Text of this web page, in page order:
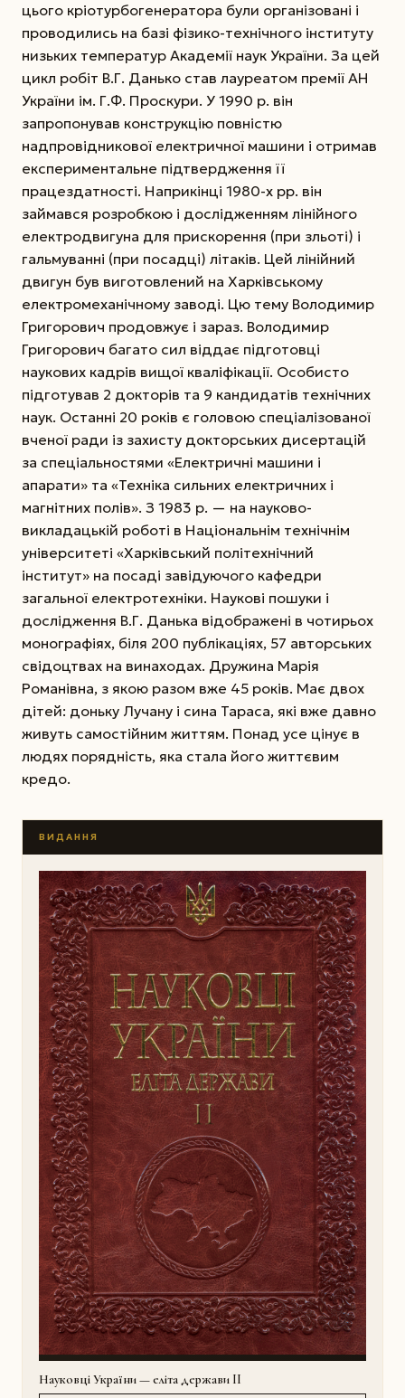
цього кріотурбогенератора були організовані і
проводились на базі фізико-технічного інституту
низьких температур Академії наук України. За цей
цикл робіт В.Г. Данько став лауреатом премії АН
України ім. Г.Ф. Проскури. У 1990 р. він
запропонував конструкцію повністю
надпровідникової електричної машини і отримав
експериментальне підтвердження її
працездатності. Наприкінці 1980-х рр. він
займався розробкою і дослідженням лінійного
електродвигуна для прискорення (при зльоті) і
гальмуванні (при посадці) літаків. Цей лінійний
двигун був виготовлений на Харківському
електромеханічному заводі. Цю тему Володимир
Григорович продовжує і зараз. Володимир
Григорович багато сил віддає підготовці
наукових кадрів вищої кваліфікації. Особисто
підготував 2 докторів та 9 кандидатів технічних
наук. Останні 20 років є головою спеціалізованої
вченої ради із захисту докторських дисертацій
за спеціальностями «Електричні машини і
апарати» та «Техніка сильних електричних і
магнітних полів». З 1983 р. — на науково-
викладацькій роботі в Національнім технічнім
університеті «Харківський політехнічний
інститут» на посаді завідуючого кафедри
загальної електротехніки. Наукові пошуки і
дослідження В.Г. Данька відображені в чотирьох
монографіях, біля 200 публікаціях, 57 авторських
свідоцтвах на винаходах. Дружина Марія
Романівна, з якою разом вже 45 років. Має двох
дітей: доньку Лучану і сина Тараса, які вже давно
живуть самостійним життям. Понад усе цінує в
людях порядність, яка стала його життєвим
кредо.
ВИДАННЯ
Науковці України — еліта держави II